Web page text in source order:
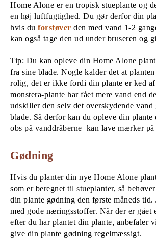
Home Alone er en tropisk stueplante og
en høj luftfugtighed. Du gør derfor din
hvis du forstøver den med vand 1-2
kan også tage den ud under bruseren og
Tip: Du kan opleve din Home Alone
fra sine blade. Nogle kalder det at
rolig, det er ikke fordi din plante er ked
monstera-plante har fået mere vand end
udskiller den selv det overskydende vand
blade. Så derfor kan du opleve din
obs på vanddråberne kan lave mærker på
Gødning
Hvis du planter din nye Home Alone
som er beregnet til stueplanter, så
din plante gødning den første måneds
med gode næringsstoffer. Når der er gået
efter du har plantet din plante, anbefaler
give din plante gødning regelmæssigt.